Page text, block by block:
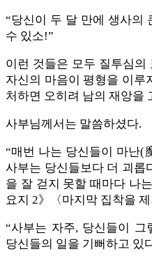
“당신이 두 달 만에 생사의
수 있소!”
이런 것들은 모두 질투심
자신의 마음이 평형을 이루
처하면 오히려 남의 재앙을
사부님께서는 말씀하셨다.
“매번 나는 당신들이 마난(
사부는 당신들보다 더 괴롭
을 잘 걷지 못할 때마다 나
요지 2》〈마지막 집착을
“사부는 자주, 당신들이 그
당신들의 일을 기뻐하고 있